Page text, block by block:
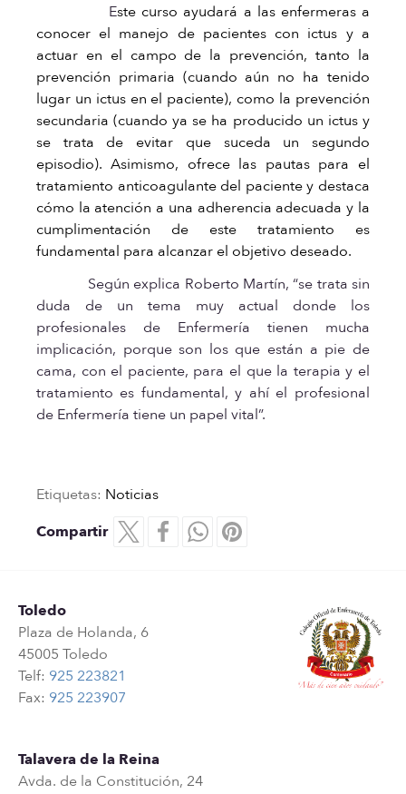
Este curso ayudará a las enfermeras a
conocer el manejo de pacientes con ictus y a
actuar en el campo de la prevención, tanto la
prevención primaria (cuando aún no ha tenido
lugar un ictus en el paciente), como la prevención
secundaria (cuando ya se ha producido un ictus y
se trata de evitar que suceda un segundo
episodio). Asimismo, ofrece las pautas para el
tratamiento anticoagulante del paciente y destaca
cómo la atención a una adherencia adecuada y la
cumplimentación de este tratamiento es
fundamental para alcanzar el objetivo deseado.
Según explica Roberto Martín, “se trata sin
duda de un tema muy actual donde los
profesionales de Enfermería tienen mucha
implicación, porque son los que están a pie de
cama, con el paciente, para el que la terapia y el
tratamiento es fundamental, y ahí el profesional
de Enfermería tiene un papel vital”.
Etiquetas: Noticias
Compartir
Toledo
Plaza de Holanda, 6
45005 Toledo
Telf: 925 223821
Fax: 925 223907
Talavera de la Reina
Avda. de la Constitución, 24